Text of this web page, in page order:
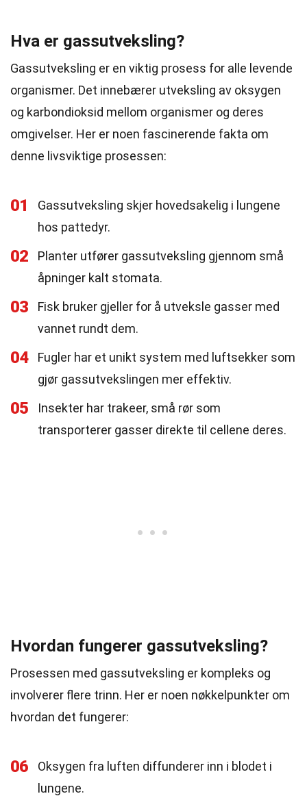
Hva er gassutveksling?
Gassutveksling er en viktig prosess for alle levende
organismer. Det innebærer utveksling av oksygen
og karbondioksid mellom organismer og deres
omgivelser. Her er noen fascinerende fakta om
denne livsviktige prosessen:
01
Gassutveksling skjer hovedsakelig i lungene
hos pattedyr.
02
Planter utfører gassutveksling gjennom små
åpninger kalt stomata.
03
Fisk bruker gjeller for å utveksle gasser med
vannet rundt dem.
04
Fugler har et unikt system med luftsekker som
gjør gassutvekslingen mer effektiv.
05
Insekter har trakeer, små rør som
transporterer gasser direkte til cellene deres.
Hvordan fungerer gassutveksling?
Prosessen med gassutveksling er kompleks og
involverer flere trinn. Her er noen nøkkelpunkter om
hvordan det fungerer:
06
Oksygen fra luften diffunderer inn i blodet i
lungene.